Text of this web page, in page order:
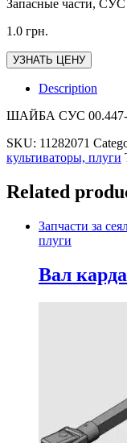
Запасные части,
1.0 грн.
УЗНАТЬ ЦЕНУ
Description
ШАЙБА СУС 00.447-
SKU: 11282071
культиваторы, плуги
Related
Запчасти за
плуги
Вал